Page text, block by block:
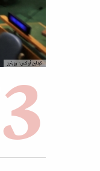
كيتلين أوكس- رويترز